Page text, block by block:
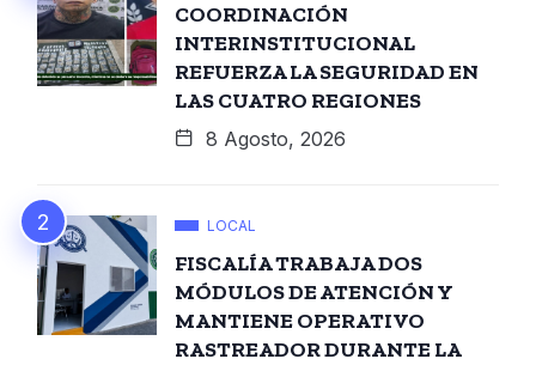
COORDINACIÓN
INTERINSTITUCIONAL
REFUERZA LA SEGURIDAD EN
LAS CUATRO REGIONES
8 Agosto, 2026
LOCAL
FISCALÍA TRABAJA DOS
MÓDULOS DE ATENCIÓN Y
MANTIENE OPERATIVO
RASTREADOR DURANTE LA